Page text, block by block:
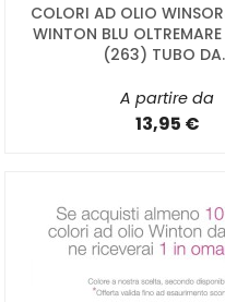
COLORI AD OLIO
WINTON BLU OLTREMARE
(263) TUBO
A partire da
13,95 €